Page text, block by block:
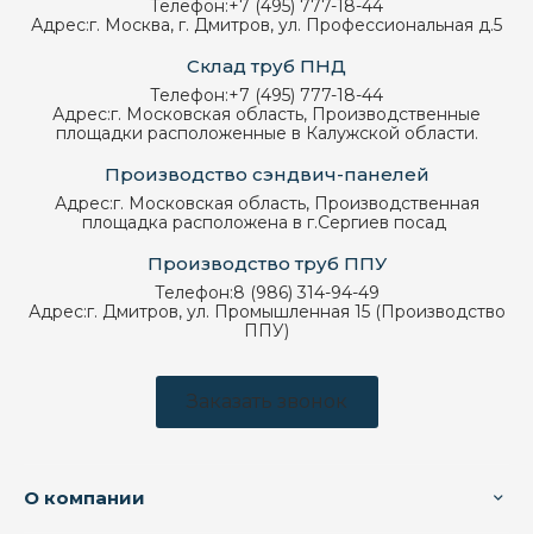
Телефон:+7 (495) 777-18-44
Адрес:г. Москва, г. Дмитров, ул. Профессиональная д.5
Склад труб ПНД
Телефон:+7 (495) 777-18-44
Адрес:г. Московская область, Производственные
площадки расположенные в Калужской области.
Производство сэндвич-панелей
Адрес:г. Московская область, Производственная
площадка расположена в г.Сергиев посад
Производство труб ППУ
Телефон:8 (986) 314-94-49
Адрес:г. Дмитров, ул. Промышленная 15 (Производство
ППУ)
Заказать звонок
О компании